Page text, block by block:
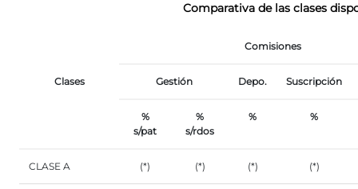
Comparativa de las clases
Comisiones
Clases Gestión Depo. Suscripción
%
s/pat
%
s/rdos
% %
CLASE A (*) (*) (*) (*)